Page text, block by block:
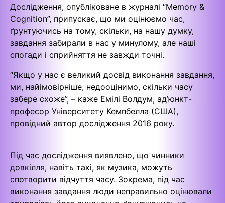
Дослідження, опубліковане в журналі “Memory &
Cognition”, припускає, що ми оцінюємо час,
ґрунтуючись на тому, скільки, на нашу думку,
завдання забирали в нас у минулому, але наші
спогади і сприйняття не завжди точні.
“Якщо у нас є великий досвід виконання завдання,
ми, найімовірніше, недооцінимо, скільки часу
забере схоже”, – каже Емілі Волдум, ад’юнкт-
професор Університету Кемпбелла (США),
провідний автор дослідження 2016 року.
Під час дослідження виявлено, що чинники
довкілля, навіть такі, як музика, можуть
спотворити відчуття часу. Зокрема, під час
виконання завдання люди неправильно оцінювали